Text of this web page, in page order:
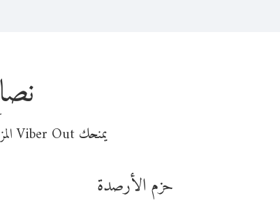
يمنحك Viber Out المزيد من وقت المكالمة مقابل تكلفة أقل من المال. اختر من أحد خيارات الاتصال المرنة ذات السعر المنخفض:
حزم الأرصدة